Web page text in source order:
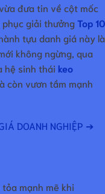
đưa tin về cột mốc
phục giải thưởngTop 10
tựu danh giá này là
không ngừng, qua
hệ sinh thái keo
còn vươn tầm mạnh
DOANH NGHIỆP ➔
mạnh mẽ khi